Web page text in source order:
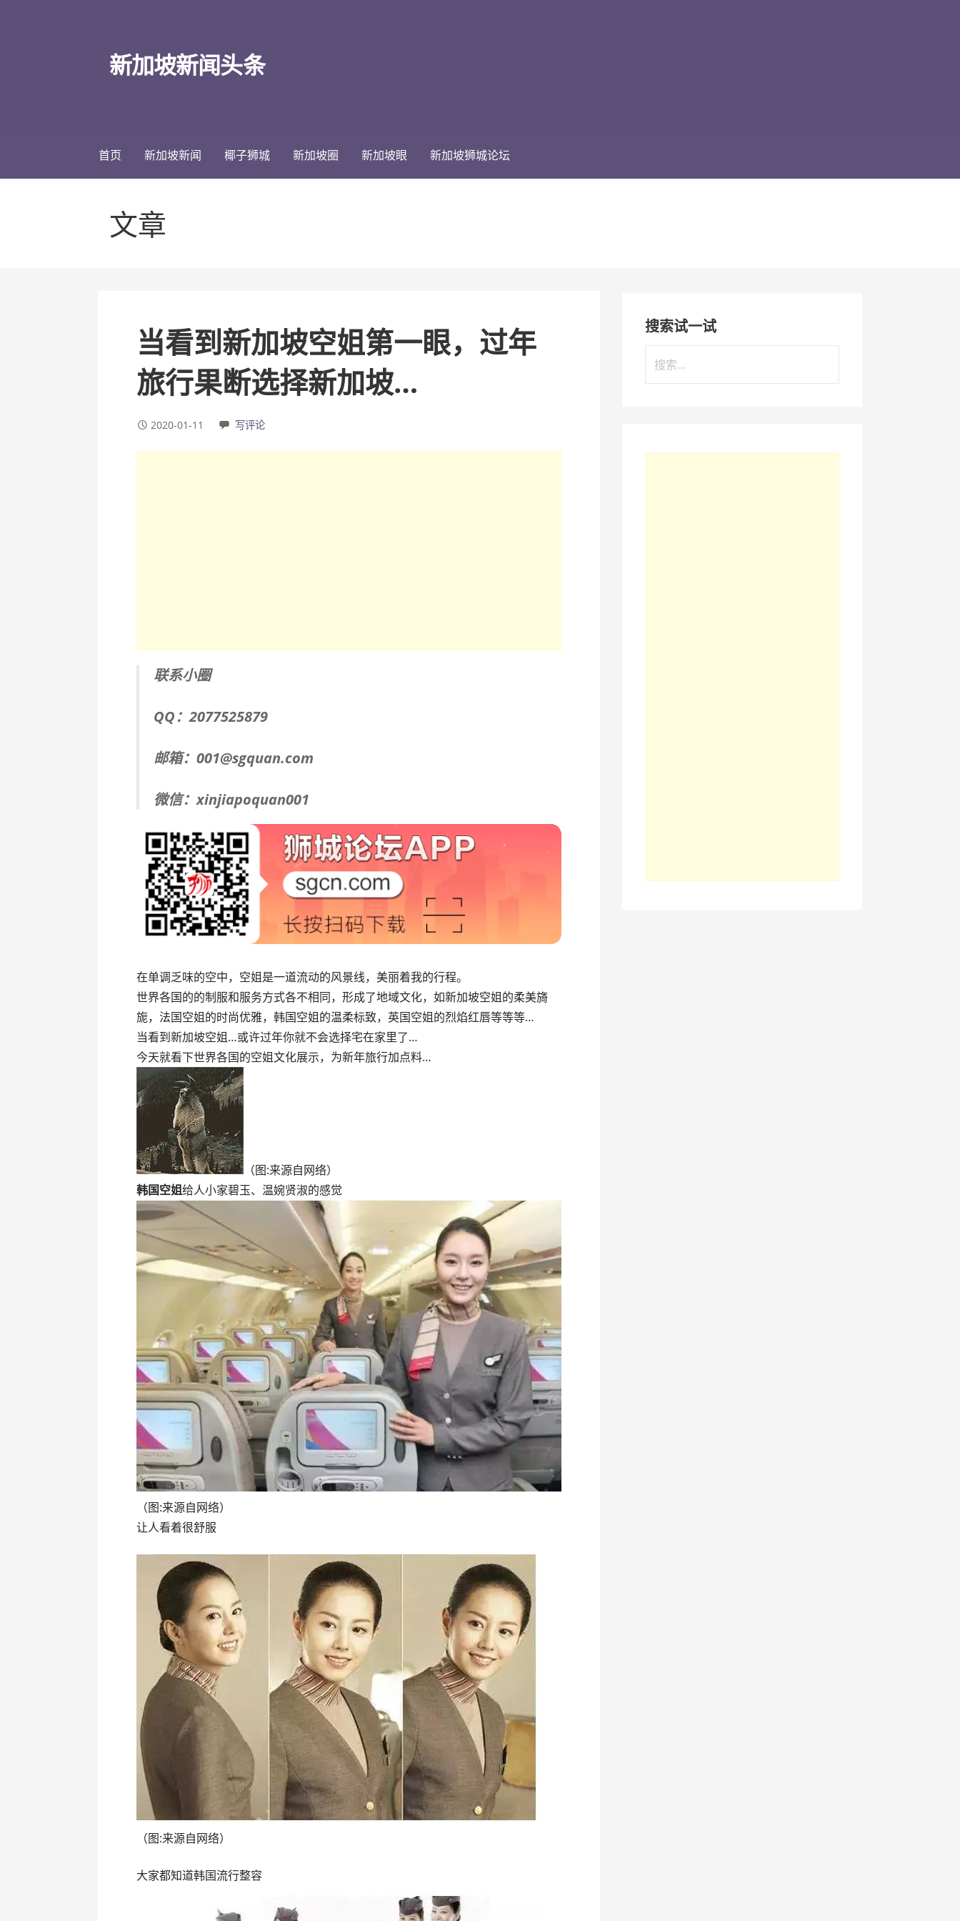
新加坡新闻头条
首页 新加坡新闻 椰子狮城 新加坡圈 新加坡眼 新加坡狮城论坛
文章
当看到新加坡空姐第一眼，过年
旅行果断选择新加坡…
2020-01-11 写评论
联系小圈
QQ：2077525879
邮箱：001@sgquan.com
微信：xinjiapoquan001
在单调乏味的空中，空姐是一道流动的风景线，美丽着我的行程。
世界各国的的制服和服务方式各不相同，形成了地域文化，如新加坡空姐的柔美旖
旎，法国空姐的时尚优雅，韩国空姐的温柔标致，英国空姐的烈焰红唇等等等…
当看到新加坡空姐…或许过年你就不会选择宅在家里了…
今天就看下世界各国的空姐文化展示，为新年旅行加点料…
（图:来源自网络）
韩国空姐给人小家碧玉、温婉贤淑的感觉
（图:来源自网络）
让人看着很舒服
（图:来源自网络）
大家都知道韩国流行整容
搜索试一试
索